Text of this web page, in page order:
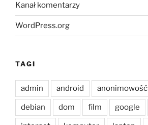
Kanał komentarzy
WordPress.org
TAGI
admin android anonimowość
debian dom film google